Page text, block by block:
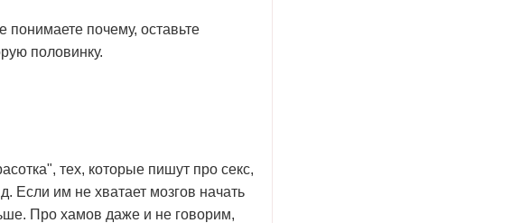
почему, оставьте
половинку.
тех, которые пишут про секс,
Если им не хватает мозгов начать
Про хамов даже и не говорим,